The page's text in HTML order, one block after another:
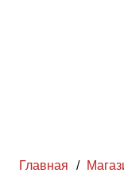
Главная /